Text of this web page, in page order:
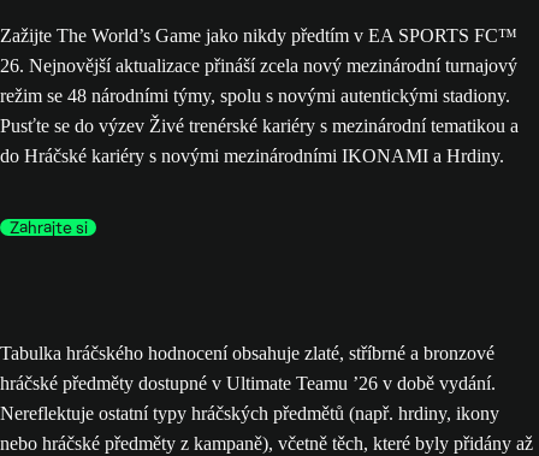
Zažijte The World’s Game jako nikdy předtím v EA SPORTS FC™
26. Nejnovější aktualizace přináší zcela nový mezinárodní turnajový
režim se 48 národními týmy, spolu s novými autentickými stadiony.
Pusťte se do výzev Živé trenérské kariéry s mezinárodní tematikou a
do Hráčské kariéry s novými mezinárodními IKONAMI a Hrdiny.
Zahrajte si
Tabulka hráčského hodnocení obsahuje zlaté, stříbrné a bronzové
hráčské předměty dostupné v Ultimate Teamu ’26 v době vydání.
Nereflektuje ostatní typy hráčských předmětů (např. hrdiny, ikony
nebo hráčské předměty z kampaně), včetně těch, které byly přidány až